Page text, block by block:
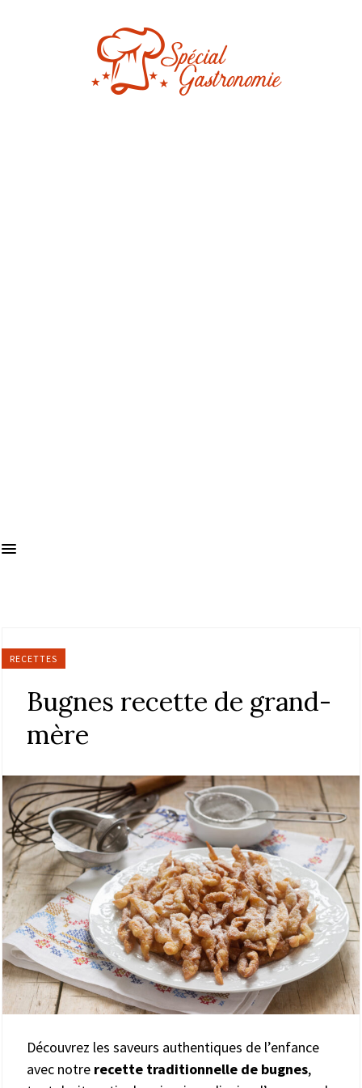
RECETTES
Bugnes recette de grand-
mère
Découvrez les saveurs authentiques de l’enfance
avec notre recette traditionnelle de bugnes,